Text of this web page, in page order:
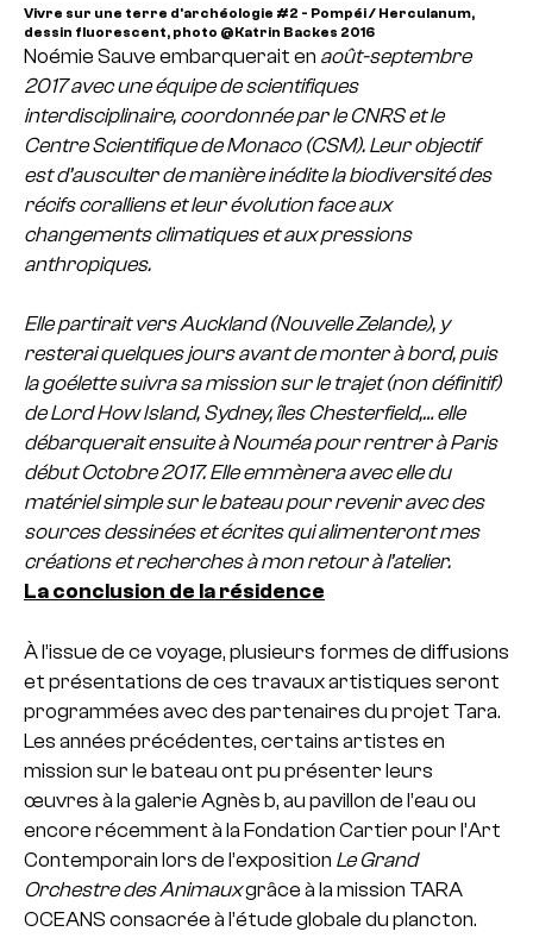
Vivre sur une terre d'archéologie #2 - Pompéi / Herculanum,
dessin fluorescent, photo @Katrin Backes 2016
Noémie Sauve embarquerait en août-septembre
2017 avec une équipe de scientifiques
interdisciplinaire, coordonnée par le CNRS et le
Centre Scientifique de Monaco (CSM). Leur objectif
est d’ausculter de manière inédite la biodiversité des
récifs coralliens et leur évolution face aux
changements climatiques et aux pressions
anthropiques.
Elle partirait vers Auckland (Nouvelle Zelande), y
resterai quelques jours avant de monter à bord, puis
la goélette suivra sa mission sur le trajet (non définitif)
de Lord How Island, Sydney, îles Chesterfield,… elle
débarquerait ensuite à Nouméa pour rentrer à Paris
début Octobre 2017. Elle emmènera avec elle du
matériel simple sur le bateau pour revenir avec des
sources dessinées et écrites qui alimenteront mes
créations et recherches à mon retour à l’atelier.
La conclusion de la résidence
À l’issue de ce voyage, plusieurs formes de diffusions
et présentations de ces travaux artistiques seront
programmées avec des partenaires du projet Tara.
Les années précédentes, certains artistes en
mission sur le bateau ont pu présenter leurs
œuvres à la galerie Agnès b, au pavillon de l’eau ou
encore récemment à la Fondation Cartier pour l’Art
Contemporain lors de l’exposition Le Grand
Orchestre des Animauxgrâce à la mission TARA
OCEANS consacrée à l’étude globale du plancton.